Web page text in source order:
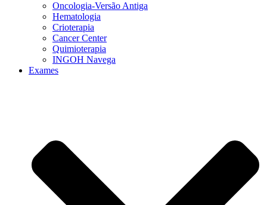
Oncologia-Versão Antiga
Hematologia
Crioterapia
Cancer Center
Quimioterapia
INGOH Navega
Exames